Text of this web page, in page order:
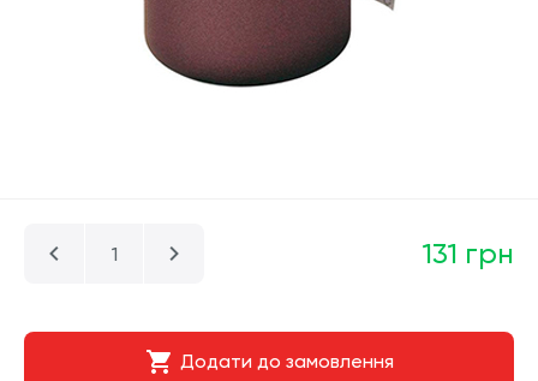
131 грн
Додати до замовлення